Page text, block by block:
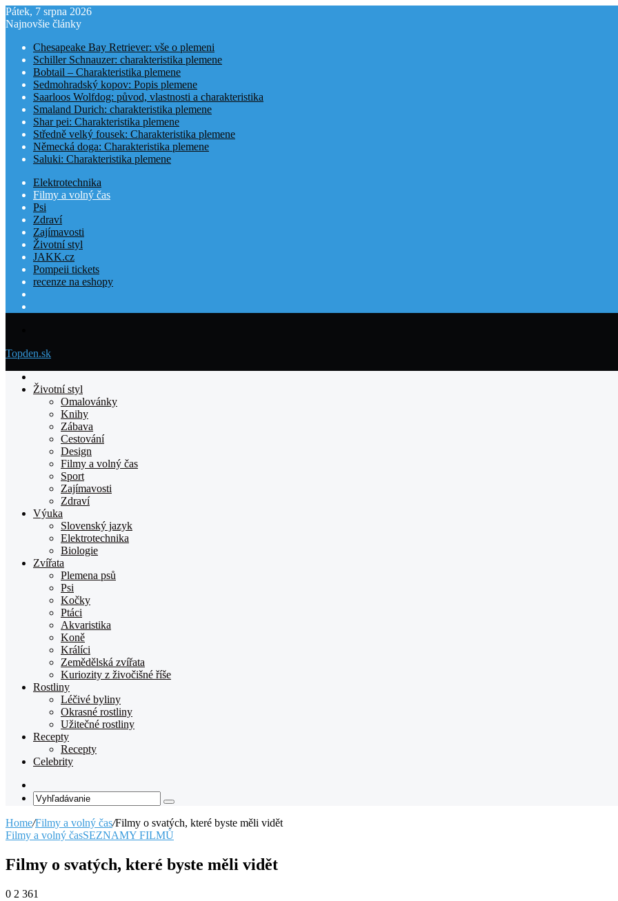
Pátek, 7 srpna 2026
Najnovšie články
Chesapeake Bay Retriever: vše o plemeni
Schiller Schnauzer: charakteristika plemene
Bobtail – Charakteristika plemene
Sedmohradský kopov: Popis plemene
Saarloos Wolfdog: původ, vlastnosti a charakteristika
Smaland Durich: charakteristika plemene
Shar pei: Charakteristika plemene
Středně velký fousek: Charakteristika plemene
Německá doga: Charakteristika plemene
Saluki: Charakteristika plemene
Elektrotechnika
Filmy a volný čas
Psi
Zdraví
Zajímavosti
Životní styl
JAKK.cz
Pompeii tickets
recenze na eshopy
Topden.sk
Životní styl
Omalovánky
Knihy
Zábava
Cestování
Design
Filmy a volný čas
Sport
Zajímavosti
Zdraví
Výuka
Slovenský jazyk
Elektrotechnika
Biologie
Zvířata
Plemena psů
Psi
Kočky
Ptáci
Akvaristika
Koně
Králíci
Zemědělská zvířata
Kuriozity z živočišné říše
Rostliny
Léčivé byliny
Okrasné rostliny
Užitečné rostliny
Recepty
Recepty
Celebrity
Article
Vyhľadávanie
Home/Filmy a volný čas/Filmy o svatých, které byste měli vidět
Filmy a volný časSEZNAMY FILMŮ
Filmy o svatých, které byste měli vidět
0 2 361